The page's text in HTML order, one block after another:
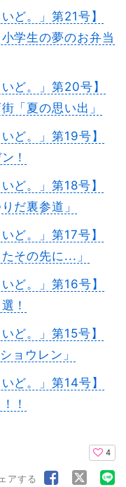
ど。」第21号】
学生の夢のお弁当
ど。」第20号】
「夏の思い出」
ど。」第19号】
！
ど。」第18号】
だ裏参道」
ど。」第17号】
その先に...」
ど。」第16号】
！
ど。」第15号】
ョウレン」
ど。」第14号】
！
4
アする